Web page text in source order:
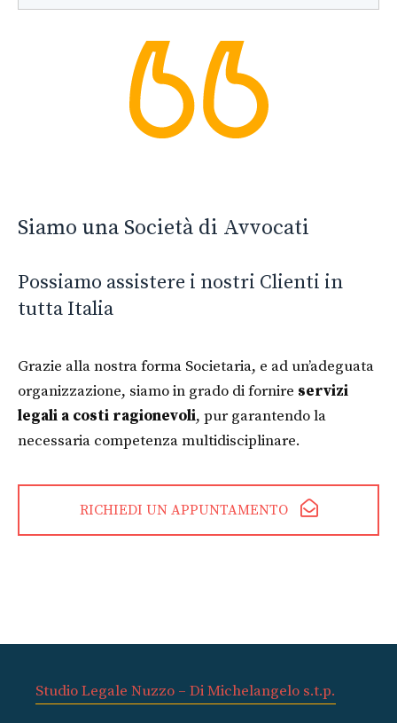
Siamo una Società di Avvocati
Possiamo assistere i nostri Clienti in
tutta Italia
Grazie alla nostra forma Societaria, e ad un’adeguata
organizzazione, siamo in grado di fornire servizi
legali a costi ragionevoli, pur garantendo la
necessaria competenza multidisciplinare.
RICHIEDI UN APPUNTAMENTO
Studio Legale Nuzzo – Di Michelangelo s.t.p.